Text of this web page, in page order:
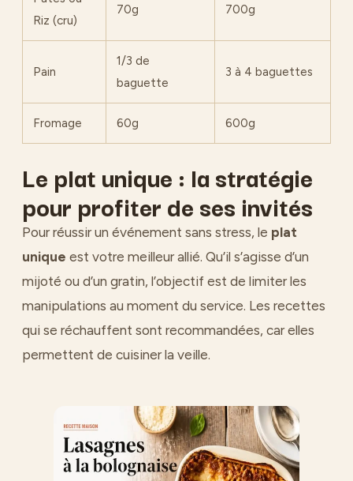
Riz (cru)
70g 700g
Pain
1/3 de
baguette
3 à 4 baguettes
Fromage 60g 600g
Le plat unique : la stratégie
pour profiter de ses invités
Pour réussir un événement sans stress, le plat
unique est votre meilleur allié. Qu’il s’agisse d’un
mijoté ou d’un gratin, l’objectif est de limiter les
manipulations au moment du service. Les recettes
qui se réchauffent sont recommandées, car elles
permettent de cuisiner la veille.